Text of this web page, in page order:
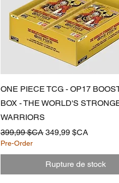
Aperçu rapide
ONE PIECE TCG - OP17
BOX - THE WORLD'S
WARRIORS
Prix original
399,99 $CAPrix promotionnel
349,99 $CA
Pre-Order
Rupture de stock